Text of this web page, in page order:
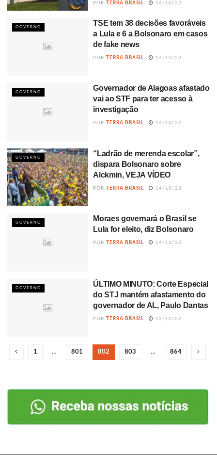
POR TERRA BRASIL 14/10/22
GOVERNO
TSE tem 38 decisões favoráveis
a Lula e 6 a Bolsonaro em casos
de fake news
POR TERRA BRASIL 14/10/22
GOVERNO
Governador de Alagoas afastado
vai ao STF para ter acesso à
investigação
POR TERRA BRASIL 14/10/22
GOVERNO
“Ladrão de merenda escolar”,
dispara Bolsonaro sobre
Alckmin, VEJA VÍDEO
POR TERRA BRASIL 14/10/22
GOVERNO
Moraes governará o Brasil se
Lula for eleito, diz Bolsonaro
POR TERRA BRASIL 14/10/22
GOVERNO
ÚLTIMO MINUTO: Corte Especial
do STJ mantém afastamento do
governador de AL, Paulo Dantas
POR TERRA BRASIL 13/10/22
1 … 801 802 803 … 864